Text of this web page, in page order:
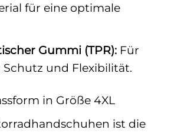
für eine optimale
Gummi (TPR):Für
und Flexibilität.
in Größe 4XL
ist die